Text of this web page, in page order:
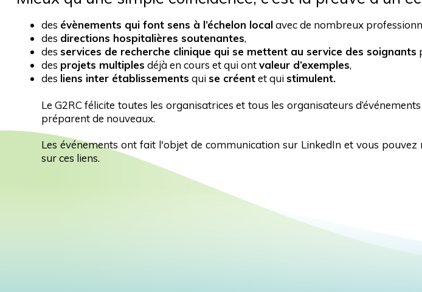
des évènements qui font sens à l’échelon localavec de nombreux
des directions hospitalières soutenantes,
des services de recherche clinique qui se mettent au service des soignants
des projets multiples déjà en cours et qui ontvaleur d’exemples,
des liens inter établissements quise créentet quistimulent.
Le G2RC félicite toutes les organisatrices et tous les organisateurs
préparent de nouveaux.
Les événements ont fait l'objet de communication sur LinkedIn et vous pouvez
sur ces liens.